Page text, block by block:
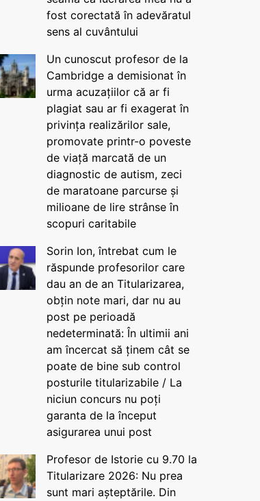
fost corectată în adevăratul
sens al cuvântului
Un cunoscut profesor de la
Cambridge a demisionat în
urma acuzațiilor că ar fi
plagiat sau ar fi exagerat în
privința realizărilor sale,
promovate printr-o poveste
de viață marcată de un
diagnostic de autism, zeci
de maratoane parcurse și
milioane de lire strânse în
scopuri caritabile
Sorin Ion, întrebat cum le
răspunde profesorilor care
dau an de an Titularizarea,
obțin note mari, dar nu au
post pe perioadă
nedeterminată: În ultimii ani
am încercat să ținem cât se
poate de bine sub control
posturile titularizabile / La
niciun concurs nu poți
garanta de la început
asigurarea unui post
Profesor de Istorie cu 9.70 la
Titularizare 2026: Nu prea
sunt mari așteptările. Din